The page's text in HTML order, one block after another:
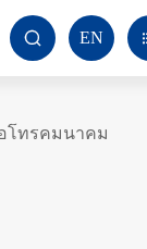
 EN
โทรคมนาคม